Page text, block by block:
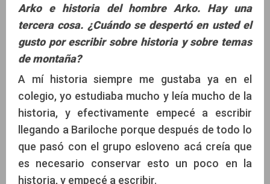
Arko e historia del hombre Arko. Hay una
tercera cosa. ¿Cuándo se despertó en usted el
gusto por escribir sobre historia y sobre temas
de montaña?
A mí historia siempre me gustaba ya en el
colegio, yo estudiaba mucho y leía mucho de la
historia, y efectivamente empecé a escribir
llegando a Bariloche porque después de todo lo
que pasó con el grupo esloveno acá creía que
es necesario conservar esto un poco en la
historia, y empecé a escribir.